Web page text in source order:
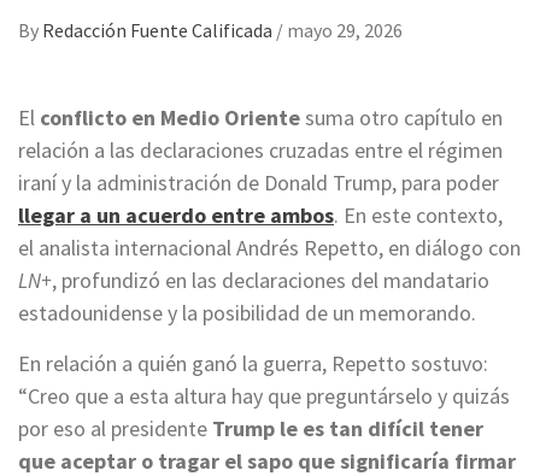
By Redacción Fuente Calificada / mayo 29, 2026
El conflicto en Medio Orientesuma otro capítulo en
relación a las declaraciones cruzadas entre el régimen
iraní y la administración de Donald Trump, para poder
llegar a un acuerdo entre ambos. En este contexto,
el analista internacional Andrés Repetto, en diálogo con
LN+, profundizó en las declaraciones del mandatario
estadounidense y la posibilidad de un memorando.
En relación a quién ganó la guerra, Repetto sostuvo:
“Creo que a esta altura hay que preguntárselo y quizás
por eso al presidente Trump le es tan difícil tener
que aceptar o tragar el sapo que significaría firmar